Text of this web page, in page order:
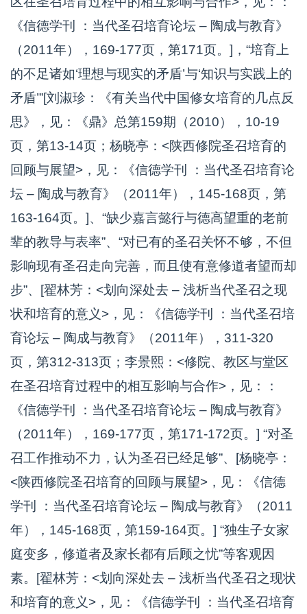
《信德学刊 ：当代圣召培育论坛 – 陶成与教育》
（2011年），169-177页，第171页。]，“培育上
的不足诸如‘理想与现实的矛盾’与‘知识与实践上的
矛盾’”[刘淑珍：《有关当代中国修女培育的几点反
思》，见：《鼎》总第159期（2010），10-19
页，第13-14页；杨晓亭：<陕西修院圣召培育的
回顾与展望>，见：《信德学刊 ：当代圣召培育论
坛 – 陶成与教育》（2011年），145-168页，第
163-164页。]、“缺少嘉言懿行与德高望重的老前
辈的教导与表率”、“对已有的圣召关怀不够，不但
影响现有圣召走向完善，而且使有意修道者望而却
步”、[翟林芳：<划向深处去 – 浅析当代圣召之现
状和培育的意义>，见：《信德学刊 ：当代圣召培
育论坛 – 陶成与教育》（2011年），311-320
页，第312-313页；李景熙：<修院、教区与堂区
在圣召培育过程中的相互影响与合作>，见：：
《信德学刊 ：当代圣召培育论坛 – 陶成与教育》
（2011年），169-177页，第171-172页。] “对圣
召工作推动不力，认为圣召已经足够”、[杨晓亭：
<陕西修院圣召培育的回顾与展望>，见：《信德
学刊 ：当代圣召培育论坛 – 陶成与教育》（2011
年），145-168页，第159-164页。] “独生子女家
庭变多，修道者及家长都有后顾之忧”等客观因
素。[翟林芳：<划向深处去 – 浅析当代圣召之现状
和培育的意义>，见：《信德学刊 ：当代圣召培育